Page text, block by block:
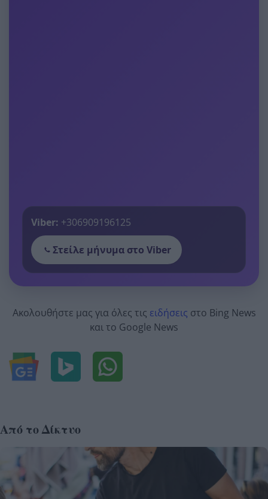
Viber: +306909196125
Στείλε μήνυμα στο Viber
Ακολουθήστε μας για όλες τις ειδήσεις στο Bing News
και το Google News
Από το Δίκτυο